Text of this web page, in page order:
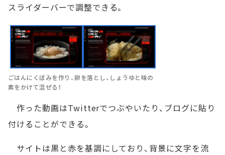
スライダーバーで調整できる。
ごはんにくぼみを作り、卵を落とし、しょうゆと味の
素をかけて混ぜる！
作った動画はTwitterでつぶやいたり、ブログに貼り
付けることができる。
サイトは黒と赤を基調にしており、背景に文字を流